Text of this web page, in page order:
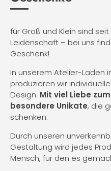
für Groß und Klein sind
Leidenschaft – bei uns
Geschenk!
In unserem Atelier-Laden
produzieren wir
Design. Mit viel Liebe
besondere Unikate, die
schenken.
Durch unseren
Gestaltung wird jedes
Mensch, für den es